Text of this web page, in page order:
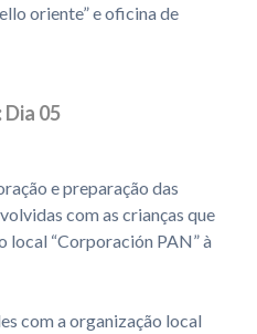
oriente” e oficina de
05
e preparação das
com as crianças que
local “Corporación PAN” à
com a organização local